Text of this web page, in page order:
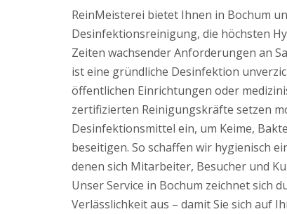
ReinMeisterei bietet Ihnen in Bochum
Desinfektionsreinigung, die höchsten
Zeiten wachsender Anforderungen an
ist eine gründliche Desinfektion
öffentlichen Einrichtungen oder
zertifizierten Reinigungskräfte setzen
Desinfektionsmittel ein, um Keime,
beseitigen. So schaffen wir hygienisch
denen sich Mitarbeiter, Besucher und
Unser Service in Bochum zeichnet sich
Verlässlichkeit aus – damit Sie sich auf